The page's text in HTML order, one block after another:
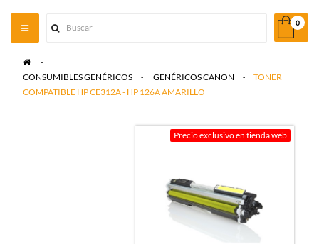
0
Toggle
navigation
>
CONSUMIBLES GENÉRICOS
> GENÉRICOS CANON >
TONER
COMPATIBLE HP CE312A - HP 126A AMARILLO
Precio exclusivo en tienda web